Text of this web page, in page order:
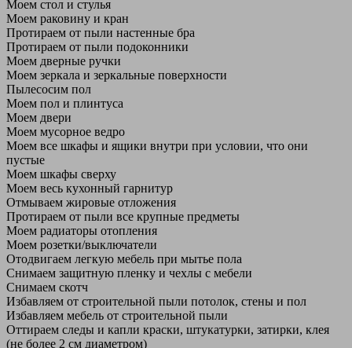
Моем стол и стулья
Моем раковину и кран
Протираем от пыли настенные бра
Протираем от пыли подоконники
Моем дверные ручки
Моем зеркала и зеркальные поверхности
Пылесосим пол
Моем пол и плинтуса
Моем двери
Моем мусорное ведро
Моем все шкафы и ящики внутри при условии, что они
пустые
Моем шкафы сверху
Моем весь кухонный гарнитур
Отмываем жировые отложения
Протираем от пыли все крупные предметы
Моем радиаторы отопления
Моем розетки/выключатели
Отодвигаем легкую мебель при мытье пола
Снимаем защитную пленку и чехлы с мебели
Снимаем скотч
Избавляем от строительной пыли потолок, стены и пол
Избавляем мебель от строительной пыли
Оттираем следы и капли краски, штукатурки, затирки, клея
(не более 2 см диаметром)